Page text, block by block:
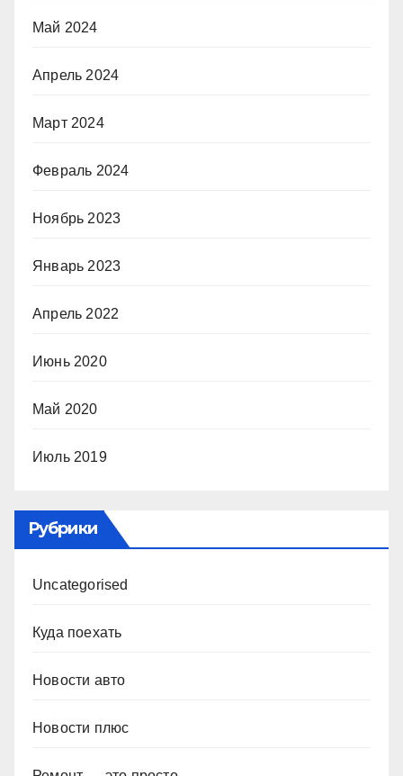
Май 2024
Апрель 2024
Март 2024
Февраль 2024
Ноябрь 2023
Январь 2023
Апрель 2022
Июнь 2020
Май 2020
Июль 2019
Рубрики
Uncategorised
Куда поехать
Новости авто
Новости плюс